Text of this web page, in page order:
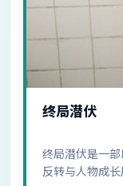
终局潜伏
终局潜伏是一部
反转与人物成